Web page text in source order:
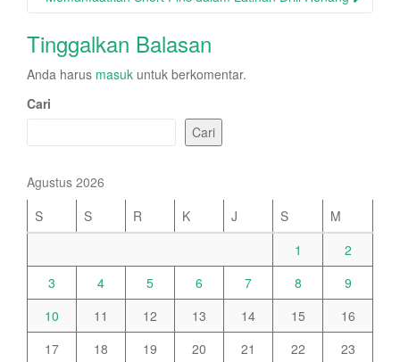
Tinggalkan Balasan
Anda harus masuk untuk berkomentar.
Cari
Cari
Agustus 2026
S
S R K J S
M
1
2
3
4 5 6 7 8
9
10
11 12 13 14 15
16
17
18 19 20 21 22
23